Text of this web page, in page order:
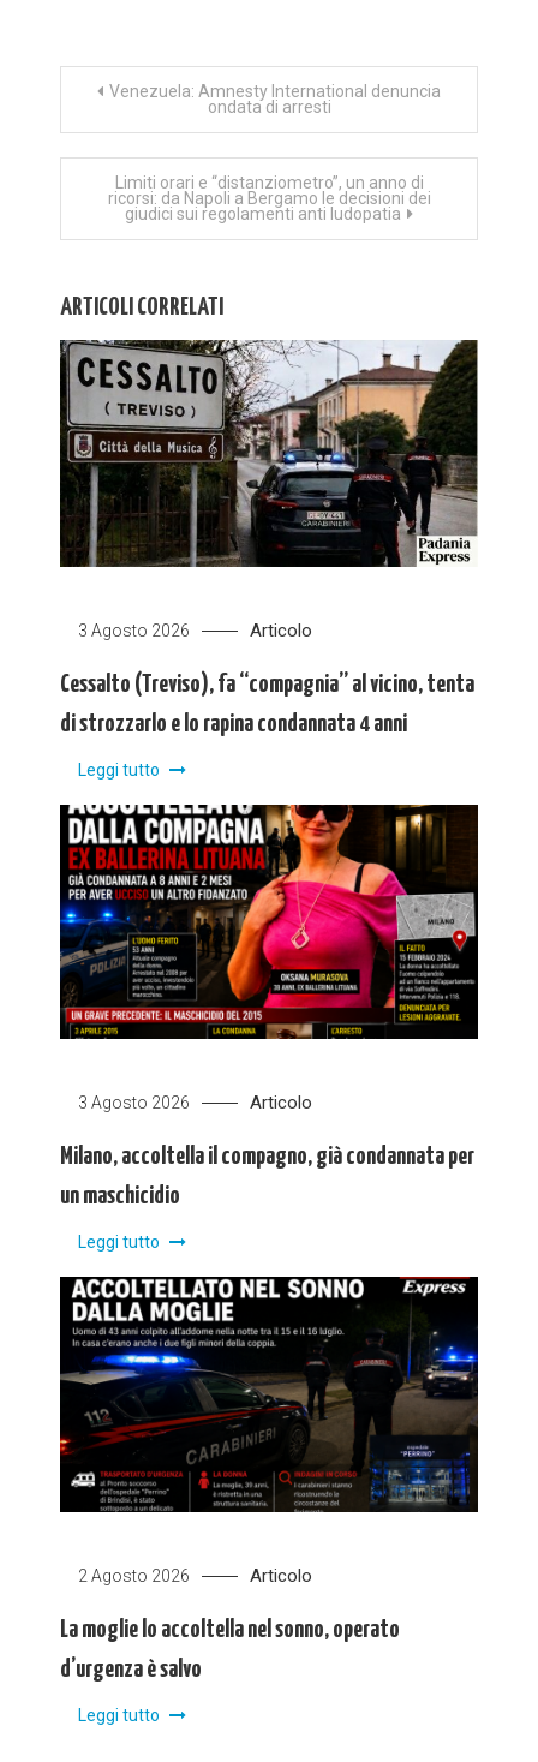
Navigazione
articoli
Venezuela: Amnesty International denuncia
ondata di arresti
Limiti orari e “distanziometro”, un anno di
ricorsi: da Napoli a Bergamo le decisioni dei
giudici sui regolamenti anti ludopatia
ARTICOLI CORRELATI
3 Agosto 2026 Articolo
Cessalto (Treviso), fa “compagnia” al vicino, tenta
di strozzarlo e lo rapina condannata 4 anni
Leggi tutto
3 Agosto 2026 Articolo
Milano, accoltella il compagno, già condannata per
un maschicidio
Leggi tutto
2 Agosto 2026 Articolo
La moglie lo accoltella nel sonno, operato
d’urgenza è salvo
Leggi tutto